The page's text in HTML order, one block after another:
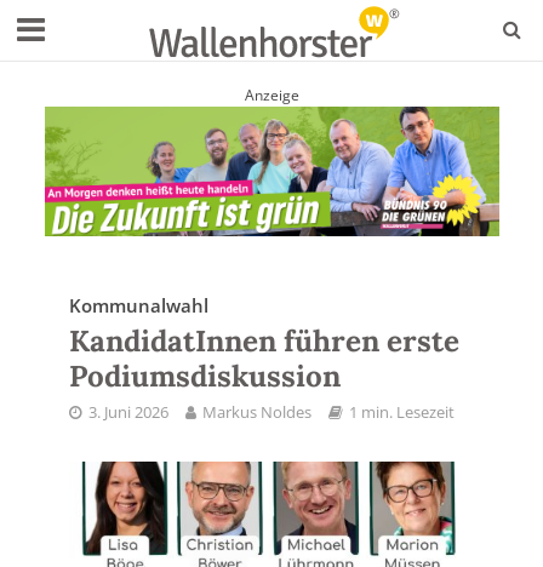
Anzeige
Kommunalwahl
KandidatInnen führen erste
Podiumsdiskussion
3. Juni 2026 Markus Noldes 1 min. Lesezeit